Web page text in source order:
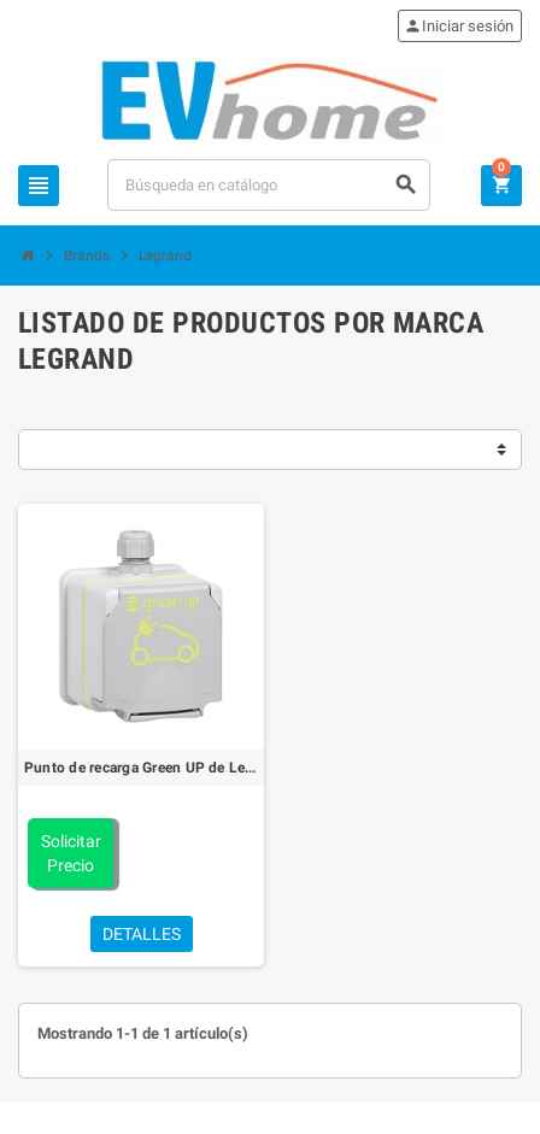
view_headline search
person Iniciar sesión
shopping_cart
0
chevron_right Brands chevron_right Legrand
LISTADO DE PRODUCTOS POR MARCA
LEGRAND
Punto de recarga Green UP de Legrand con conector Schuko. RECARGA MÁS RÁPIDO
Solicitar
Precio
DETALLES
Mostrando 1-1 de 1 artículo(s)